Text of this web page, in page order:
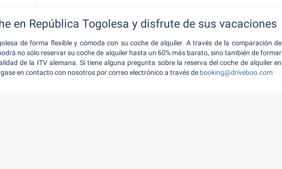
en República Togolesa y disfrute de sus vacaciones
de forma flexible y cómoda con su coche de alquiler. A través de la comparación de
no sólo reservar su coche de alquiler hasta un 60% más barato, sino también de formar
de la ITV alemana. Si tiene alguna pregunta sobre la reserva del coche de alquiler en
en contacto con nosotros por correo electrónico a través de booking@driveboo.com